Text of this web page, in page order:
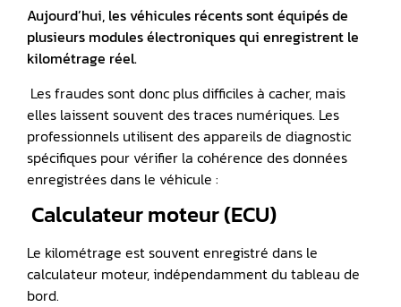
Aujourd’hui, les véhicules récents sont équipés de
plusieurs modules électroniques qui enregistrent le
kilométrage réel.
Les fraudes sont donc plus difficiles à cacher, mais
elles laissent souvent des traces numériques. Les
professionnels utilisent des appareils de diagnostic
spécifiques pour vérifier la cohérence des données
enregistrées dans le véhicule :
️ Calculateur moteur (ECU)
Le kilométrage est souvent enregistré dans le
calculateur moteur, indépendamment du tableau de
bord.